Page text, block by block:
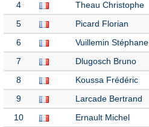
4 Theau Christophe
5 Picard Florian
6 Vuillemin Stéphane
7 Dlugosch Bruno
8 Koussa Frédéric
9 Larcade Bertrand
10 Ernault Michel